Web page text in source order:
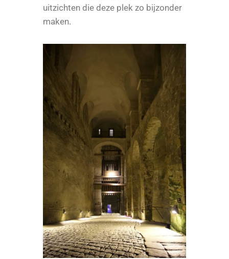
uitzichten die deze plek zo bijzonder
maken.